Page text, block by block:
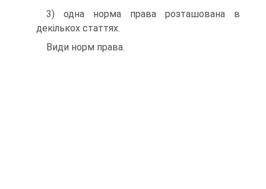
3) одна норма права розташована в
декількох статтях.
Види норм права.